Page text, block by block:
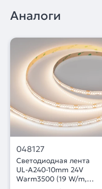
Аналоги
048127
Светодиодная лента
UL-A240-10mm 24V
Warm3500 (19 W/m,